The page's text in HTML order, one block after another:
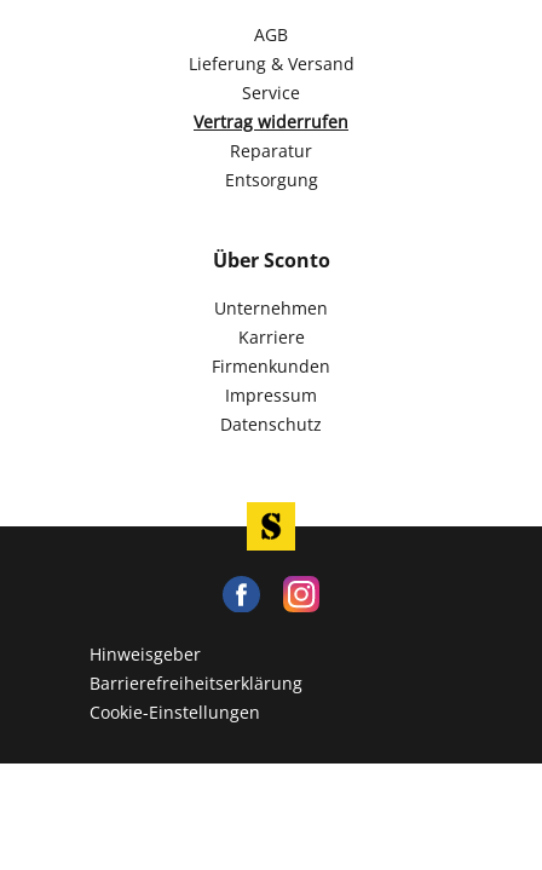
AGB
Lieferung & Versand
Service
Vertrag widerrufen
Reparatur
Entsorgung
Über Sconto
Unternehmen
Karriere
Firmenkunden
Impressum
Datenschutz
Hinweisgeber
Barrierefreiheitserklärung
Cookie-Einstellungen